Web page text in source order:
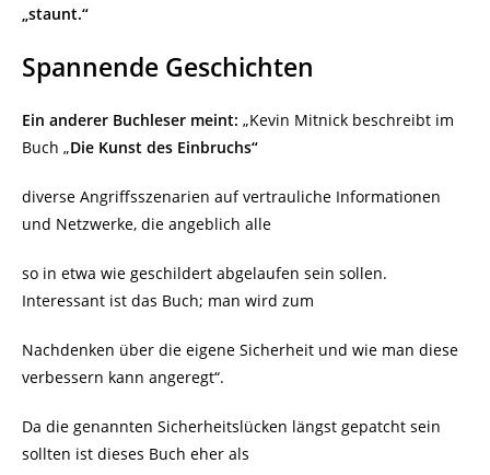
„staunt.“
Spannende Geschichten
Ein anderer Buchleser meint: „Kevin Mitnick beschreibt im
Buch „Die Kunst des Einbruchs“
diverse Angriffsszenarien auf vertrauliche Informationen
und Netzwerke, die angeblich alle
so in etwa wie geschildert abgelaufen sein sollen.
Interessant ist das Buch; man wird zum
Nachdenken über die eigene Sicherheit und wie man diese
verbessern kann angeregt“.
Da die genannten Sicherheitslücken längst gepatcht sein
sollten ist dieses Buch eher als